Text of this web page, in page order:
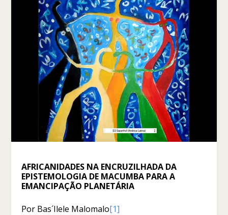
AFRICANIDADES NA ENCRUZILHADA DA
EPISTEMOLOGIA DE MACUMBA PARA A
EMANCIPAÇÃO PLANETÁRIA
Por Bas´Ilele Malomalo[1]